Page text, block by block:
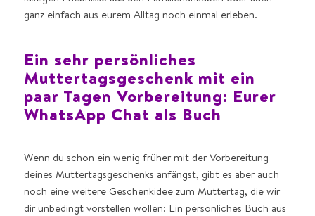
ganz einfach aus eurem Alltag noch einmal erleben.
Ein sehr persönliches
Muttertagsgeschenk mit ein
paar Tagen Vorbereitung: Eurer
WhatsApp Chat als Buch
Wenn du schon ein wenig früher mit der Vorbereitung
deines Muttertagsgeschenks anfängst, gibt es aber auch
noch eine weitere Geschenkidee zum Muttertag, die wir
dir unbedingt vorstellen wollen: Ein persönliches Buch aus